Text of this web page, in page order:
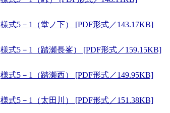
様式5－1（堂ノ下） [PDF形式／143.17KB]
様式5－1（踏瀬長峯） [PDF形式／159.15KB]
様式5－1（踏瀬西） [PDF形式／149.95KB]
様式5－1（太田川） [PDF形式／151.38KB]